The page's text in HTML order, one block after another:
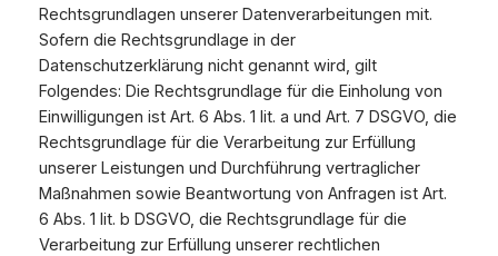
Rechtsgrundlagen unserer Datenverarbeitungen mit.
Sofern die Rechtsgrundlage in der
Datenschutzerklärung nicht genannt wird, gilt
Folgendes: Die Rechtsgrundlage für die Einholung von
Einwilligungen ist Art. 6 Abs. 1 lit. a und Art. 7 DSGVO, die
Rechtsgrundlage für die Verarbeitung zur Erfüllung
unserer Leistungen und Durchführung vertraglicher
Maßnahmen sowie Beantwortung von Anfragen ist Art.
6 Abs. 1 lit. b DSGVO, die Rechtsgrundlage für die
Verarbeitung zur Erfüllung unserer rechtlichen